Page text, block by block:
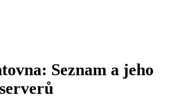
Seznam a jeho